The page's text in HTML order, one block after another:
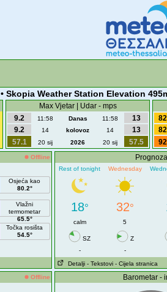
• Skopia Weather Station Elevation
Max Vjetar | Udar - mps
9.2
11:58 Danas 11:58
13
9.2
14 kolovoz 14
13
57.1
20 sij 2026 20 sij 57.5
Offline
Osjeća kao
80.2°
Vlažni
termometar
65.5°
Točka rosišta
54.5°
Prognoza
Rest of tonight
Wednesday
18° 32°
calm 5
SZ Z
-
-
Detalji - Tekstovi - Cijela stranica
Offline Barometar -